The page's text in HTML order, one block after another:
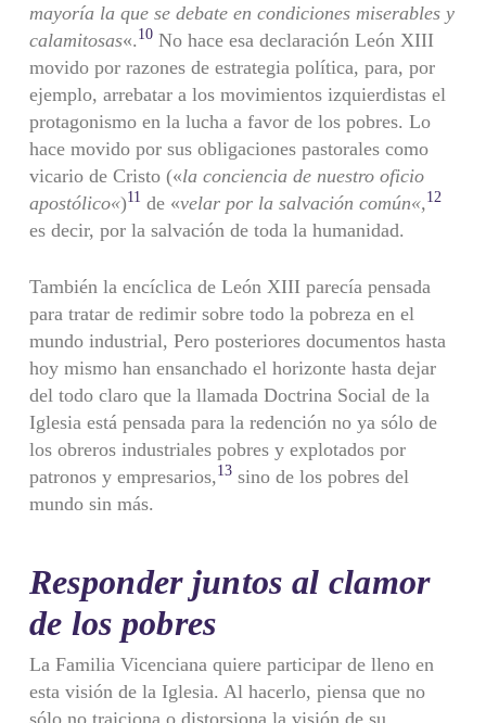
mayoría la que se debate en condiciones miserables y
calamitosas«. 10No hace esa declaración León XIII
movido por razones de estrategia política, para, por
ejemplo, arrebatar a los movimientos izquierdistas el
protagonismo en la lucha a favor de los pobres. Lo
hace movido por sus obligaciones pastorales como
vicario de Cristo («la conciencia de nuestro oficio
apostólico«)11 de «velar por la salvación común«, 12
es decir, por la salvación de toda la humanidad.
También la encíclica de León XIII parecía pensada
para tratar de redimir sobre todo la pobreza en el
mundo industrial, Pero posteriores documentos hasta
hoy mismo han ensanchado el horizonte hasta dejar
del todo claro que la llamada Doctrina Social de la
Iglesia está pensada para la redención no ya sólo de
los obreros industriales pobres y explotados por
patronos y empresarios, 13sino de los pobres del
mundo sin más.
Responder juntos al clamor
de los pobres
La Familia Vicenciana quiere participar de lleno en
esta visión de la Iglesia. Al hacerlo, piensa que no
sólo no traiciona o distorsiona la visión de su